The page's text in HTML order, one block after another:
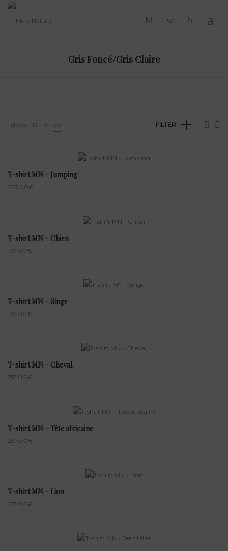
Gris Foncé/Gris Claire
Show 12 15 30 FILTER
T-shirt MN – Jumping
227.00€
T-shirt MN – Chien
137.00€
T-shirt MN – Singe
137.00€
T-shirt MN – Cheval
217.00€
T-shirt MN – Tête africaine
257.00€
T-shirt MN – Lion
177.00€